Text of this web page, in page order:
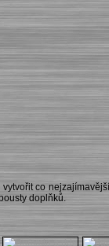
co
doplňků.